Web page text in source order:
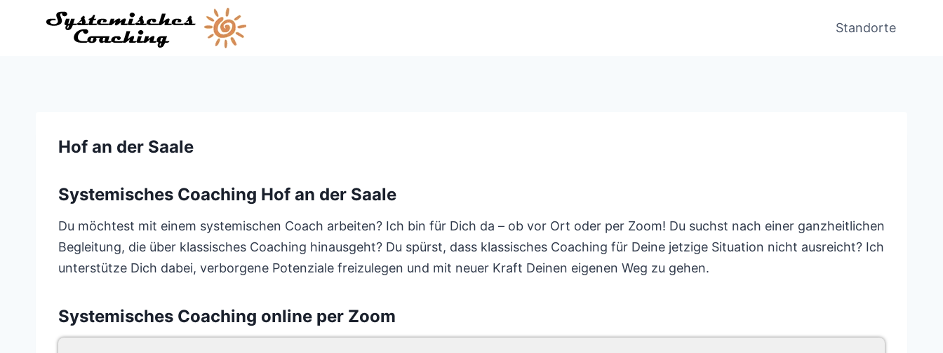
Standorte
Hof an der Saale
Systemisches Coaching Hof an der Saale
Du möchtest mit einem systemischen Coach arbeiten? Ich bin für Dich da – ob vor Ort oder per Zoom! Du suchst nach einer ganzheitlichen
Begleitung, die über klassisches Coaching hinausgeht? Du spürst, dass klassisches Coaching für Deine jetzige Situation nicht ausreicht? Ich
unterstütze Dich dabei, verborgene Potenziale freizulegen und mit neuer Kraft Deinen eigenen Weg zu gehen.
Systemisches Coaching online per Zoom